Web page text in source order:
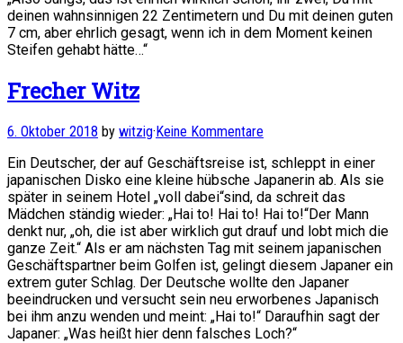
deinen wahnsinnigen 22 Zentimetern und Du mit deinen guten
7 cm, aber ehrlich gesagt, wenn ich in dem Moment keinen
Steifen gehabt hätte…“
Frecher Witz
6. Oktober 2018 by witzig·Keine Kommentare
Ein Deutscher, der auf Geschäftsreise ist, schleppt in einer
japanischen Disko eine kleine hübsche Japanerin ab. Als sie
später in seinem Hotel „voll dabei“sind, da schreit das
Mädchen ständig wieder: „Hai to! Hai to! Hai to!“Der Mann
denkt nur, „oh, die ist aber wirklich gut drauf und lobt mich die
ganze Zeit.“ Als er am nächsten Tag mit seinem japanischen
Geschäftspartner beim Golfen ist, gelingt diesem Japaner ein
extrem guter Schlag. Der Deutsche wollte den Japaner
beeindrucken und versucht sein neu erworbenes Japanisch
bei ihm anzu wenden und meint: „Hai to!“ Daraufhin sagt der
Japaner: „Was heißt hier denn falsches Loch?“